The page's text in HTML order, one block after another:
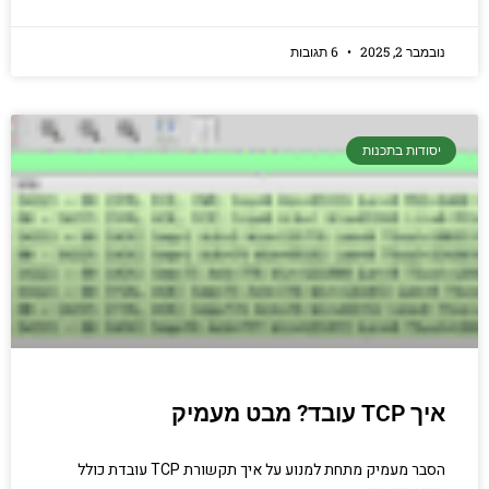
נובמבר 2, 2025
יסודות בתכנות
איך TCP עובד? מבט מעמיק
הסבר מעמיק מתחת למנוע על איך תקשורת TCP עובדת כולל